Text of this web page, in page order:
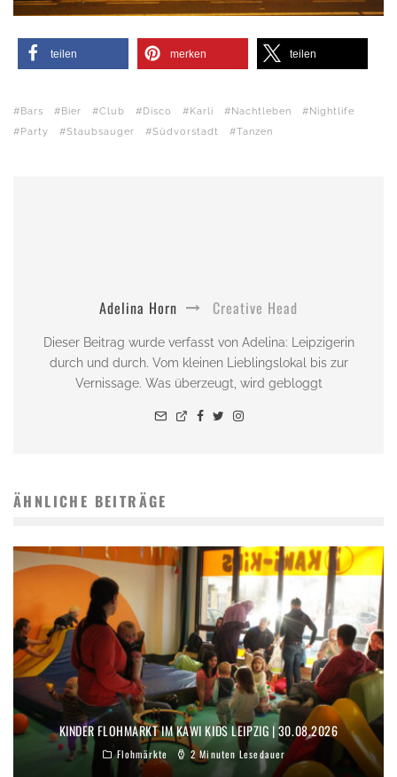
teilen merken teilen
Bars Bier Club Disco Karli Nachtleben
Nightlife
Party
Staubsauger Südvorstadt Tanzen
Adelina Horn Creative Head
Dieser Beitrag wurde verfasst von Adelina: Leipzigerin
durch und durch. Vom kleinen Lieblingslokal bis zur
Vernissage. Was überzeugt, wird gebloggt
ÄHNLICHE BEITRÄGE
KINDER FLOHMARKT IM KAWI KIDS LEIPZIG | 30.08.2026
Flohmärkte 2 Minuten Lesedauer